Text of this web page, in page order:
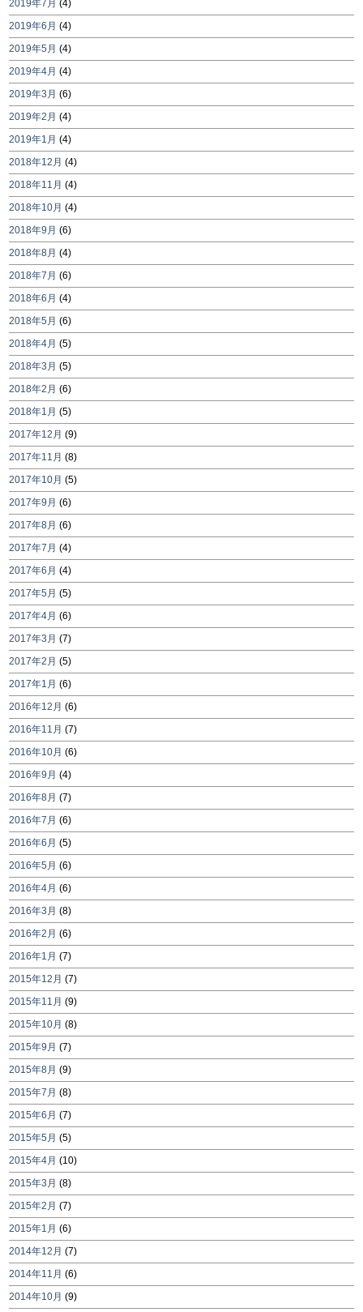
2019年7月 (4)
2019年6月 (4)
2019年5月 (4)
2019年4月 (4)
2019年3月 (6)
2019年2月 (4)
2019年1月 (4)
2018年12月 (4)
2018年11月 (4)
2018年10月 (4)
2018年9月 (6)
2018年8月 (4)
2018年7月 (6)
2018年6月 (4)
2018年5月 (6)
2018年4月 (5)
2018年3月 (5)
2018年2月 (6)
2018年1月 (5)
2017年12月 (9)
2017年11月 (8)
2017年10月 (5)
2017年9月 (6)
2017年8月 (6)
2017年7月 (4)
2017年6月 (4)
2017年5月 (5)
2017年4月 (6)
2017年3月 (7)
2017年2月 (5)
2017年1月 (6)
2016年12月 (6)
2016年11月 (7)
2016年10月 (6)
2016年9月 (4)
2016年8月 (7)
2016年7月 (6)
2016年6月 (5)
2016年5月 (6)
2016年4月 (6)
2016年3月 (8)
2016年2月 (6)
2016年1月 (7)
2015年12月 (7)
2015年11月 (9)
2015年10月 (8)
2015年9月 (7)
2015年8月 (9)
2015年7月 (8)
2015年6月 (7)
2015年5月 (5)
2015年4月 (10)
2015年3月 (8)
2015年2月 (7)
2015年1月 (6)
2014年12月 (7)
2014年11月 (6)
2014年10月 (9)